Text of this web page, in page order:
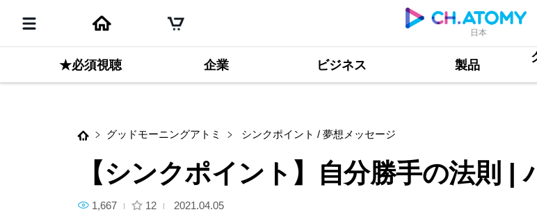
日本
★必須視聴 企業 ビジネス 製品
【シンクポイント】自分勝手の法則 | パク・ハンギル会長
次のコンテンツ
グッドモーニングアトミ シンクポイント / 夢想メッセージ
【シンクポイント】自分勝手の法則 |
1,667 12 2021.04.05